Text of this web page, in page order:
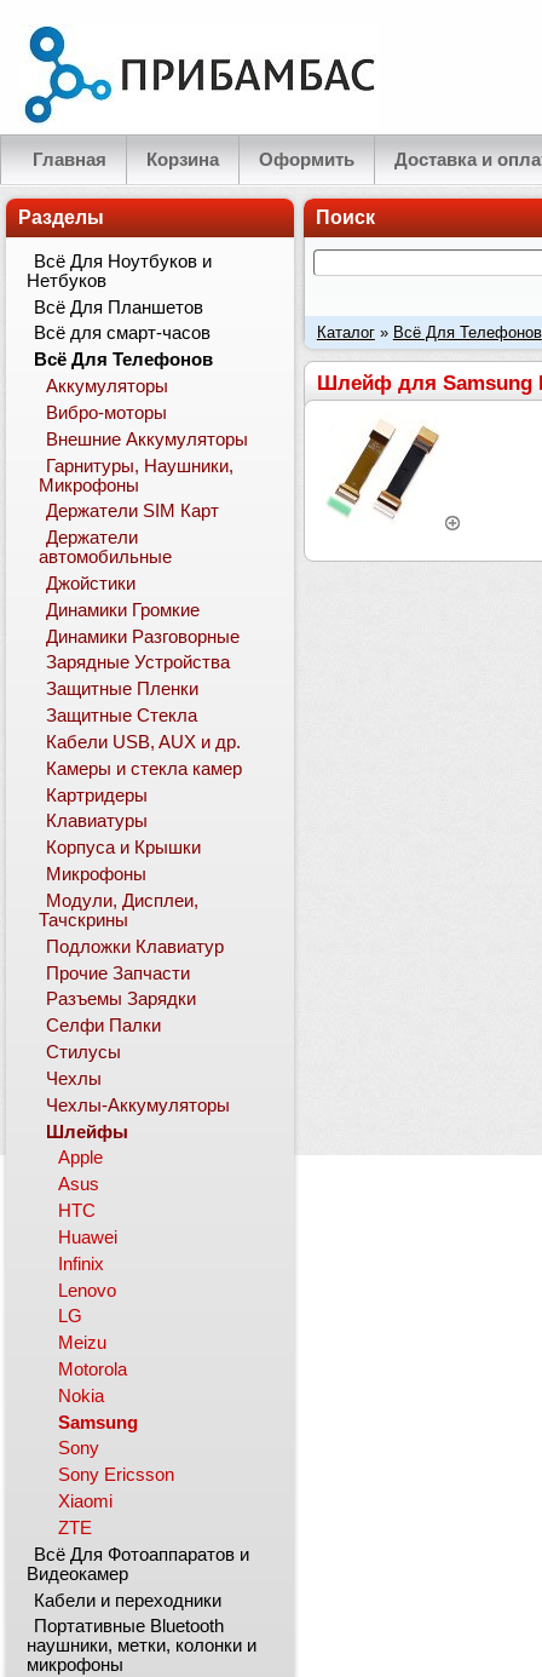
Главная Корзина Оформить Доставка и
Поиск
Каталог» Всё Для Телефонов
Шлейф для Samsung
Разделы
Всё Для Ноутбуков и
Нетбуков
Всё Для Планшетов
Всё для смарт-часов
Всё Для Телефонов
Аккумуляторы
Вибро-моторы
Внешние Аккумуляторы
Гарнитуры, Наушники,
Микрофоны
Держатели SIM Карт
Держатели
автомобильные
Джойстики
Динамики Громкие
Динамики Разговорные
Зарядные Устройства
Защитные Пленки
Защитные Стекла
Кабели USB, AUX и др.
Камеры и стекла камер
Картридеры
Клавиатуры
Корпуса и Крышки
Микрофоны
Модули, Дисплеи,
Тачскрины
Подложки Клавиатур
Прочие Запчасти
Разъемы Зарядки
Селфи Палки
Стилусы
Чехлы
Чехлы-Аккумуляторы
Шлейфы
Apple
Asus
HTC
Huawei
Infinix
Lenovo
LG
Meizu
Motorola
Nokia
Samsung
Sony
Sony Ericsson
Xiaomi
ZTE
Всё Для Фотоаппаратов и
Видеокамер
Кабели и переходники
Портативные Bluetooth
наушники, метки, колонки и
микрофоны